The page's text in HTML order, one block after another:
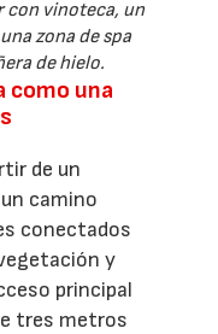
con vinoteca, un
zona de spa
de hielo.
como una
de un
camino
conectados
y
principal
tres metros